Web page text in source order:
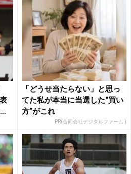
「どうせ当たらない」と思っ
てた私が本当に当選した“買い
方”がこれ
PR(合同会社デジタルファーム )